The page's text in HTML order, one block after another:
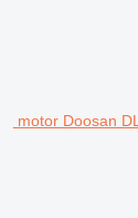
motor Doosan